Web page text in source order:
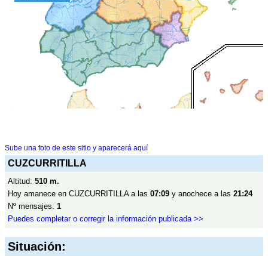
Sube una foto de este sitio y aparecerá aquí
CUZCURRITILLA
Altitud: 510 m.
Hoy amanece en CUZCURRITILLA a las 07:09 y anochece a las 21:24
Nº mensajes: 1
Puedes completar o corregir la información publicada >>
Situación: